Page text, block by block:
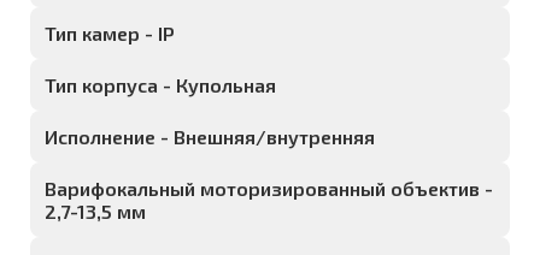
Тип камер - IP
Тип корпуса - Купольная
Исполнение - Внешняя/внутренняя
Варифокальный моторизированный объектив -
2,7-13,5 мм